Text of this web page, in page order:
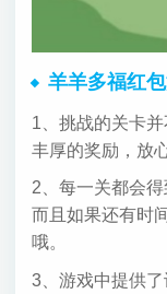
羊羊多福红
1、挑战的关卡
丰厚的奖励，放
2、每一关都会
而且如果还有时
哦。
3、游戏中提供